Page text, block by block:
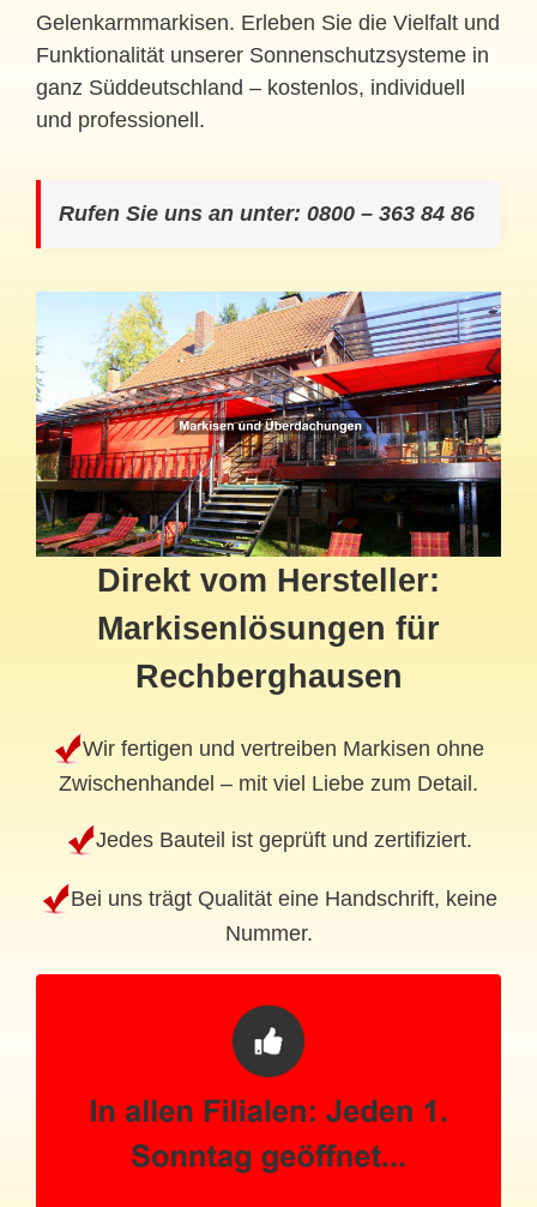
Gelenkarmmarkisen. Erleben Sie die Vielfalt und
Funktionalität unserer Sonnenschutzsysteme in
ganz Süddeutschland – kostenlos, individuell
und professionell.
Rufen Sie uns an unter: 0800 – 363 84 86
Direkt vom Hersteller:
Markisenlösungen für
Rechberghausen
Wir fertigen und vertreiben Markisen ohne
Zwischenhandel – mit viel Liebe zum Detail.
Jedes Bauteil ist geprüft und zertifiziert.
Bei uns trägt Qualität eine Handschrift, keine
Nummer.